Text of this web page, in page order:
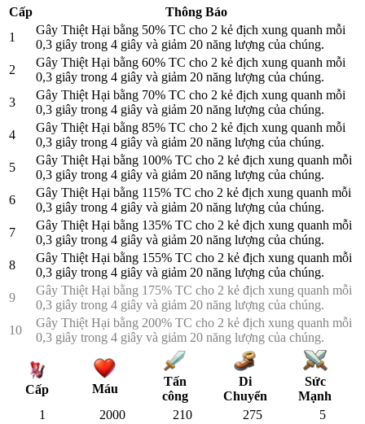
Cấp
Thông Báo
1
Gây Thiệt Hại bằng 50% TC cho 2 kẻ địch xung quanh mỗi
0,3 giây trong 4 giây và giảm 20 năng lượng của chúng.
2
Gây Thiệt Hại bằng 60% TC cho 2 kẻ địch xung quanh mỗi
0,3 giây trong 4 giây và giảm 20 năng lượng của chúng.
3
Gây Thiệt Hại bằng 70% TC cho 2 kẻ địch xung quanh mỗi
0,3 giây trong 4 giây và giảm 20 năng lượng của chúng.
4
Gây Thiệt Hại bằng 85% TC cho 2 kẻ địch xung quanh mỗi
0,3 giây trong 4 giây và giảm 20 năng lượng của chúng.
5
Gây Thiệt Hại bằng 100% TC cho 2 kẻ địch xung quanh mỗi
0,3 giây trong 4 giây và giảm 20 năng lượng của chúng.
6
Gây Thiệt Hại bằng 115% TC cho 2 kẻ địch xung quanh mỗi
0,3 giây trong 4 giây và giảm 20 năng lượng của chúng.
7
Gây Thiệt Hại bằng 135% TC cho 2 kẻ địch xung quanh mỗi
0,3 giây trong 4 giây và giảm 20 năng lượng của chúng.
8
Gây Thiệt Hại bằng 155% TC cho 2 kẻ địch xung quanh mỗi
0,3 giây trong 4 giây và giảm 20 năng lượng của chúng.
9
Gây Thiệt Hại bằng 175% TC cho 2 kẻ địch xung quanh mỗi
0,3 giây trong 4 giây và giảm 20 năng lượng của chúng.
10
Gây Thiệt Hại bằng 200% TC cho 2 kẻ địch xung quanh mỗi
0,3 giây trong 4 giây và giảm 20 năng lượng của chúng.
Cấp Máu
Tấn
công
Di
Chuyển
Sức
Mạnh
1
2000 210 275
5